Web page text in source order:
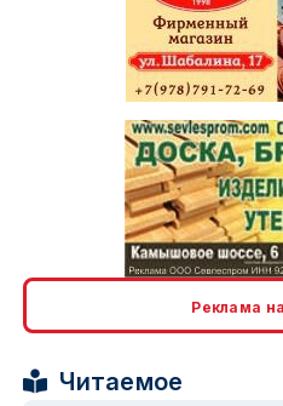
Реклама
Читаемое